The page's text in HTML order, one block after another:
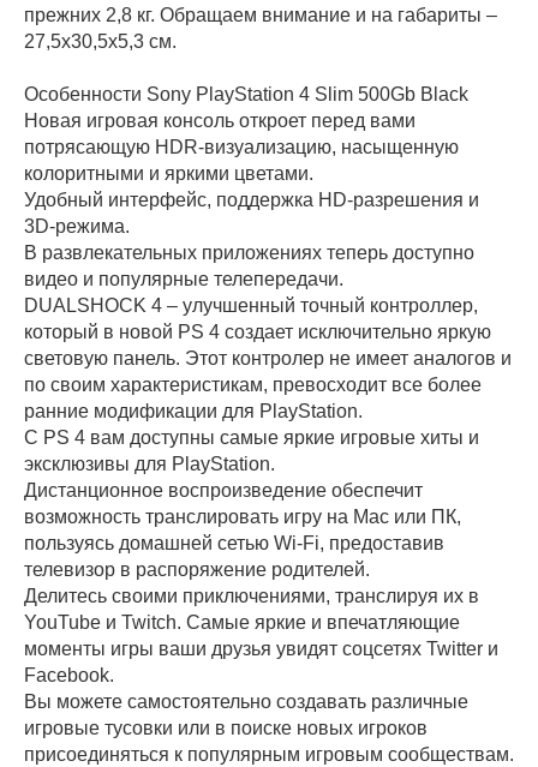
прежних 2,8 кг. Обращаем внимание и на габариты –
27,5х30,5х5,3 см.
Особенности Sony PlayStation 4 Slim 500Gb Black
Новая игровая консоль откроет перед вами
потрясающую HDR-визуализацию, насыщенную
колоритными и яркими цветами.
Удобный интерфейс, поддержка HD-разрешения и
3D-режима.
В развлекательных приложениях теперь доступно
видео и популярные телепередачи.
DUALSHOCK 4 – улучшенный точный контроллер,
который в новой PS 4 создает исключительно яркую
световую панель. Этот контролер не имеет аналогов и
по своим характеристикам, превосходит все более
ранние модификации для PlayStation.
С PS 4 вам доступны самые яркие игровые хиты и
эксклюзивы для PlayStation.
Дистанционное воспроизведение обеспечит
возможность транслировать игру на Мас или ПК,
пользуясь домашней сетью Wi-Fi, предоставив
телевизор в распоряжение родителей.
Делитесь своими приключениями, транслируя их в
YouTube и Twitch. Самые яркие и впечатляющие
моменты игры ваши друзья увидят соцсетях Twitter и
Facebook.
Вы можете самостоятельно создавать различные
игровые тусовки или в поиске новых игроков
присоединяться к популярным игровым сообществам.